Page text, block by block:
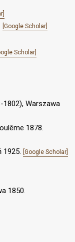
[Google Scholar]
Scholar]
1802), Warszawa
1878.
1925. [Google Scholar]
1850.